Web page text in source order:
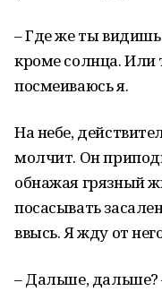
– Где же ты видишь
кроме солнца. Или
посмеиваюсь я.
На небе,
молчит. Он
обнажая грязный
посасывать
ввысь. Я жду от
– Дальше, дальше?